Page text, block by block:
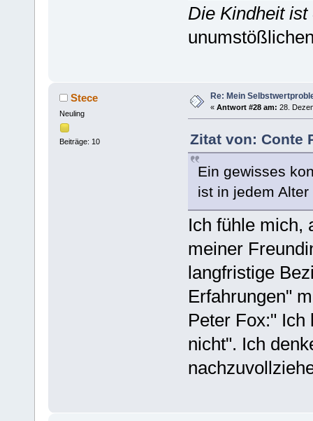
Die Kindheit
Stece
Neuling
Beiträge: 10
Re: Mein
« Antwort #28 am: 28.
Zitat von: Conte
Ein gewisses
ist in jedem
Ich fühle mich,
meiner
langfristige
Erfahrungen"
Peter Fox:" Ich
nicht". Ich